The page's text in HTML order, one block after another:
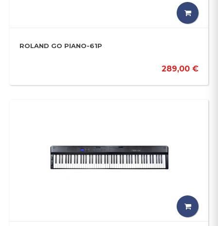
ROLAND GO PIANO-61P
289,00 €